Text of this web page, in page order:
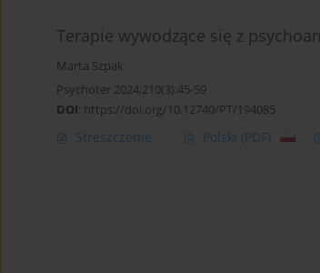
Terapie wywodzące się z
Marta Szpak
Psychoter 2024;210(3):45-59
DOI: https://doi.org/10.12740/PT/194085
Streszczenie Polski (PDF)